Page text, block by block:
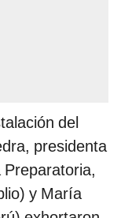
del
presidenta
y María